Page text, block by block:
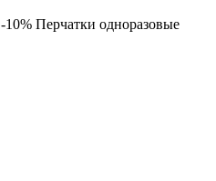
-10% Перчатки одноразовые